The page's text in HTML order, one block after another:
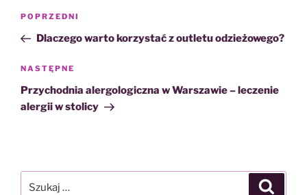
Nawigacja
Poprzedni
wpis
POPRZEDNI
Dlaczego warto korzystać z outletu odzieżowego?
Następny
wpis
NASTĘPNE
Przychodnia alergologiczna w Warszawie – leczenie
alergii w stolicy